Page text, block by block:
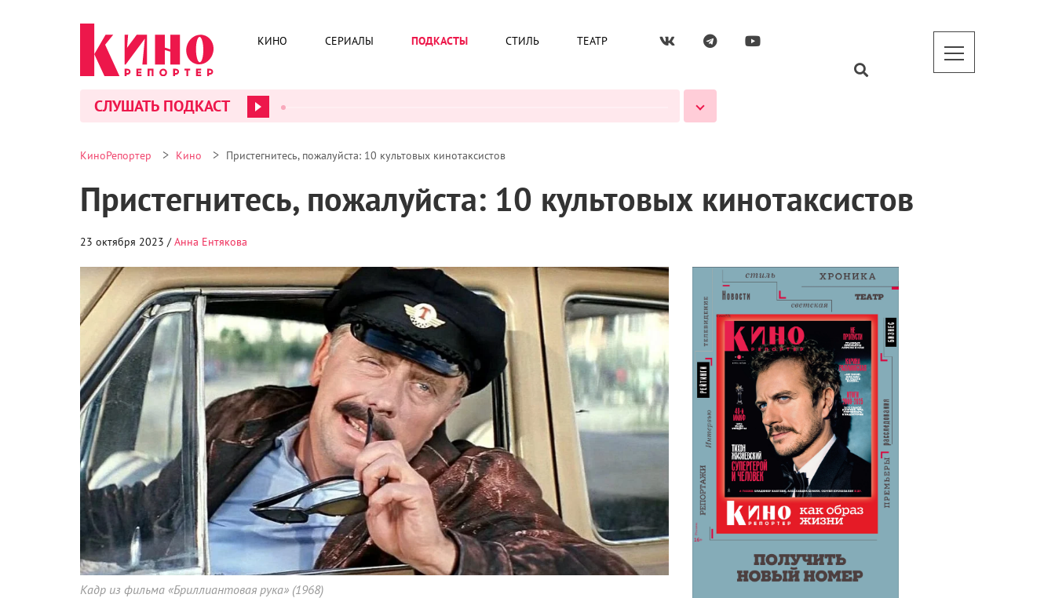
КИНО СЕРИАЛЫ ПОДКАСТЫ СТИЛЬ ТЕАТР
СЛУШАТЬ ПОДКАСТ
КиноРепортер > Кино > Пристегнитесь, пожалуйста: 10 культовых кинотаксистов
Пристегнитесь, пожалуйста: 10 культовых кинотаксистов
23 октября 2023 /Анна Ентякова
Кадр из фильма «Бриллиантовая рука» (1968)